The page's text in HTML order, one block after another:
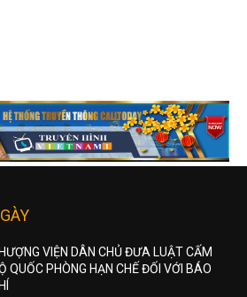
VIỆN DÂN CHỦ ĐƯA LUẬT CẤM
QUỐC PHÒNG HẠN CHẾ ĐỐI VỚI BÁO